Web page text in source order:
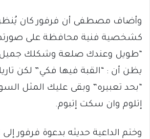
وأضاف مصطفى أن فرفور كان يُنظر
كشخصية فنية محافظة على
“طويل وعندك صلعة وشكلك
يظن أن : “القبة فيها فكي” لكن
“بحد تعبيره” وبقى عليك المثل
إتلوم وان سكت إتبوم.
وختم الداعية حديثه بدعوة فرفور